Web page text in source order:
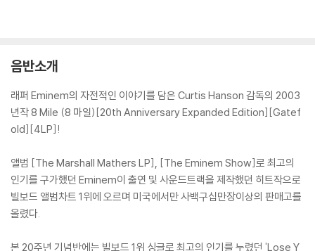
음반소개
래퍼 Eminem의 자전적인 이야기를 담은 Curtis Hanson 감독의 2003
년작 8 Mile (8 마일)[20th Anniversary Expanded Edition][Gatef
old][4LP]!
앨범 [The Marshall Mathers LP], [The Eminem Show]로 최고의
인기를 구가했던 Eminem이 출연 및 사운드트랙을 제작했던 히트작으로
빌보드 앨범차트 1위에 오르며 미국에서만 사백구십만장이상의 판매고를
올렸다.
본 20주년 기념반에는 빌보드 1위 싱글로 최고의 인기를 누렸던 'Lose Y